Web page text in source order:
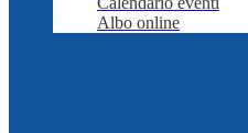
Albo online